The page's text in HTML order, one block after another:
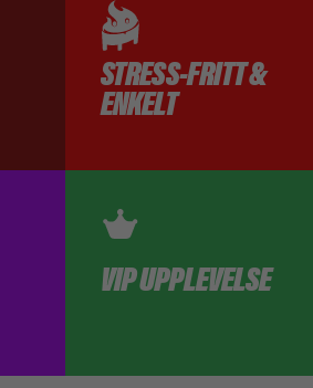
STRESS-FRITT &
ENKELT
VIP UPPLEVELSE